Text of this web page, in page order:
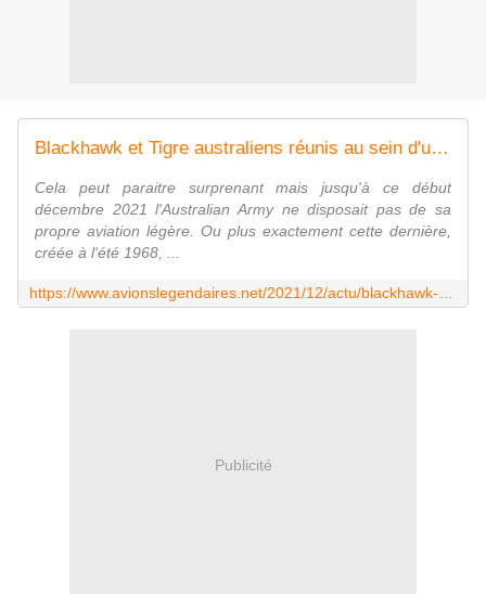
Blackhawk et Tigre australiens réunis au sein d'un nouveau commandement. - avionslegendaires.net
Cela peut paraitre surprenant mais jusqu'à ce début
décembre 2021 l'Australian Army ne disposait pas de sa
propre aviation légère. Ou plus exactement cette dernière,
créée à l'été 1968, ...
Publicité